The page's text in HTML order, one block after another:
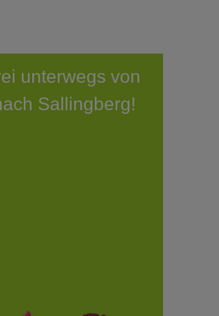
unterwegs von
Sallingberg!